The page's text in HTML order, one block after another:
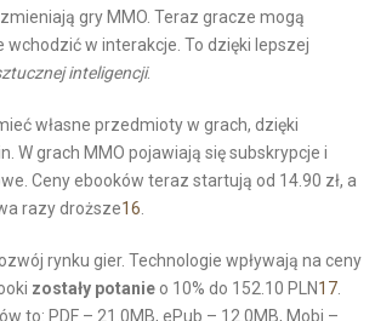
gry MMO. Teraz gracze mogą
wchodzić w interakcje. To dzięki lepszej
inteligencji.
własne przedmioty w grach, dzięki
W grach MMO pojawiają się subskrypcje i
Ceny ebooków teraz startują od 14.90 zł, a
razy droższe16
rynku gier. Technologie wpływają na ceny
zostały potanieo 10% do 152.10 PLN17.
to: PDF – 21.0MB, ePub – 12.0MB, Mobi –